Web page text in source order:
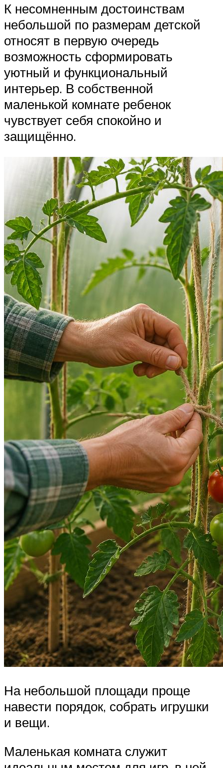
К несомненным достоинствам
небольшой по размерам детской
относят в первую очередь
возможность сформировать
уютный и функциональный
интерьер. В собственной
маленькой комнате ребенок
чувствует себя спокойно и
защищённо.
На небольшой площади проще
навести порядок, собрать игрушки
и вещи.
Маленькая комната служит